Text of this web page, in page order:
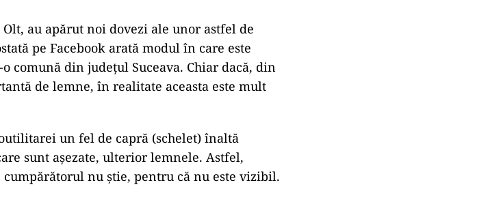
au apărut noi dovezi ale unor astfel de
pe Facebook arată modul în care este
comună din județul Suceava. Chiar dacă, din
de lemne, în realitate aceasta este mult
un fel de capră (schelet) înaltă
sunt așezate, ulterior lemnele. Astfel,
nu știe, pentru că nu este vizibil.